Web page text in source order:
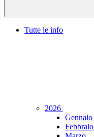
Tutte le info
2026
Gennaio
Febbraio